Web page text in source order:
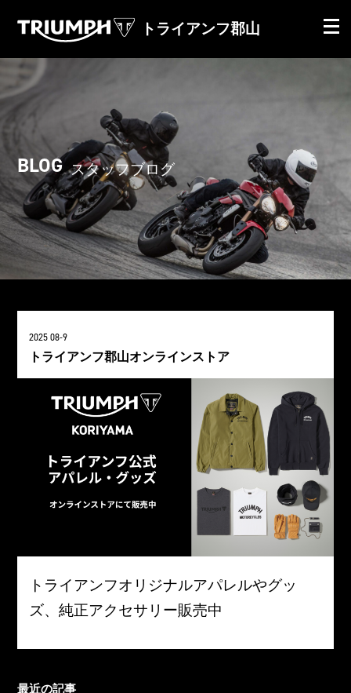
トライアンフ郡山
BLOG スタッフブログ
2025 08-9
トライアンフ郡山オンラインストア
トライアンフオリジナルアパレルやグッ
ズ、純正アクセサリー販売中
最近の記事